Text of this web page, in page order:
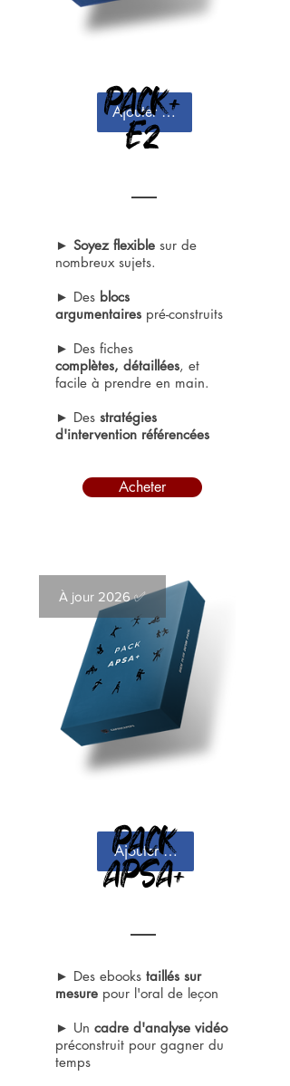
Acheter
Ajouter au panier
PACK+
E2
► Soyez flexible sur de
nombreux sujets.
► Des blocs
argumentaires pré-construits
► Des fiches
complètes, détaillées, et
facile à prendre en main.
► Des stratégies
d'intervention référencées
À jour 2026 ✅
Ajouter au panier
PACK
APSA+
► Des ebooks taillés sur
mesure pour l'oral de leçon
► Un cadre d'analyse vidéo
préconstruit pour gagner du
temps